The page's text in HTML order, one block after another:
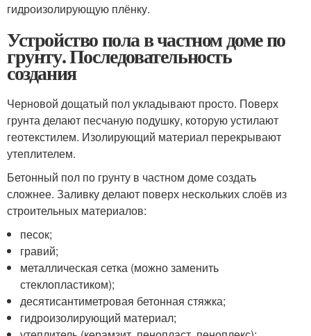
гидроизолирующую плёнку.
Устройство пола в частном доме по
грунту. Последовательность
создания
Черновой дощатый пол укладывают просто. Поверх
грунта делают песчаную подушку, которую устилают
геотекстилем. Изолирующий материал перекрывают
утеплителем.
Бетонный пол по грунту в частном доме создать
сложнее. Заливку делают поверх нескольких слоёв из
строительных материалов:
песок;
гравий;
металлическая сетка (можно заменить
стеклопластиком);
десятисантиметровая бетонная стяжка;
гидроизолирующий материал;